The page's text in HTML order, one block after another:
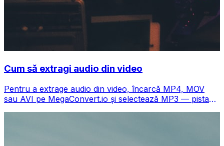
Cum să extragi audio din video
Pentru a extrage audio din video, încarcă MP4, MOV
sau AVI pe MegaConvert.io și selectează MP3 — pista